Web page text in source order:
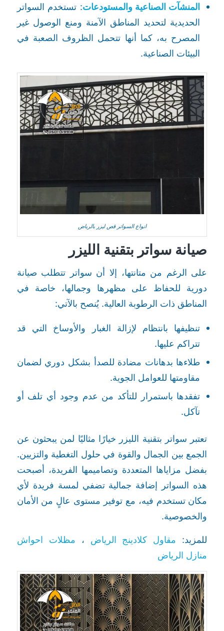
المنشآت الصناعية والمستودعات: تستخدم السواتر
الحديدية لتحديد المناطق الآمنة ومنع الوصول غير
المصرح به، كما أنها تتحمل الظروف الصعبة في
البيئات الصناعية.
انواع السواتر قص ليزر بالرياض
صيانة سواتر بتقنية الليزر
على الرغم من متانتها، إلا أن سواتر تتطلب صيانة
دورية للحفاظ على مظهرها وجمالها، خاصة في
المناطق ذات الرطوبة العالية. يُنصح بالآتي:
تنظيفها بانتظام لإزالة الغبار والأوساخ التي قد
تتراكم عليها.
طلاءها بدهانات مضادة للصدأ بشكل دوري لضمان
مقاومتها للعوامل الجوية.
تفقدها باستمرار للتأكد من عدم وجود أي تلف أو
تآكل.
تعتبر سواتر بتقنية الليزر خيارًا مثاليًا لمن يبحثون عن
الجمع بين الجمال والقوة في حلول التغطية والتزيين.
بفضل مزاياها المتعددة وتصاميمها الفريدة، أصبحت
هذه السواتر إضافة جمالية تضفي لمسة فريدة لأي
مكان تستخدم فيه، مع توفير مستوى عالٍ من الأمان
والخصوصية.
للمزيد: مقاول كلادينج الرياض ، مظلات احواش
منازل الرياض